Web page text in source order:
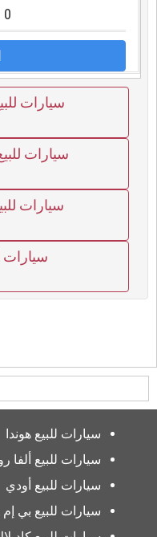
0
سيارات
سيارات
سيارات للبيع 2009 في
سيارات
سيارات للبيع هوندا
سيارات للبيع ألفا
سيارات للبيع أودي
سيارات للبيع بي إم